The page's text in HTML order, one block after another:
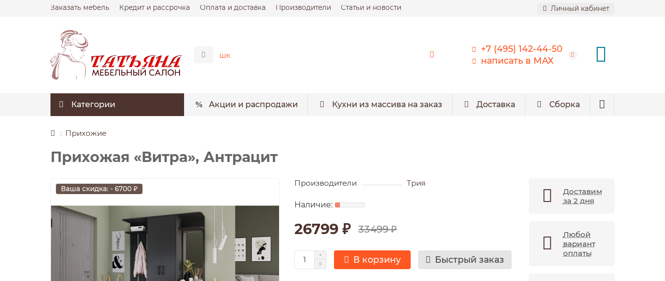
Заказать мебель Кредит и рассрочка Оплата и доставка Производители Статьи и новости Личный кабинет
+7 (495) 142-44-50
написать в МАХ
Категории Акции и распродажи Кухни из массива на заказ Доставка Сборка
Прихожие
Прихожая «Витра», Антрацит
Ваша скидка: - 6700 ₽
Производители Трия
26799 ₽ 33499 ₽
В корзину Быстрый заказ
Доставим
за 2 дня
Любой
вариант
оплаты